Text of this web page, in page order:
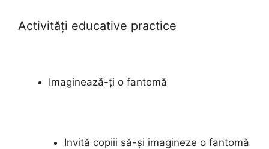
Activități educative practice
Imaginează-ți o fantomă
Invită copiii să-și imagineze o fantomă